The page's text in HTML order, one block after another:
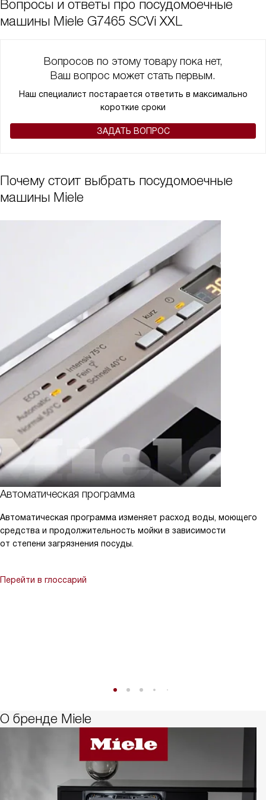
нам проводить вечера в тишине и спокойствии.
Вопросы и ответы про посудомоечные
машины Miele G7465 SCVi XXL
Вопросов по этому товару пока нет,
Ваш вопрос может стать первым.
Наш специалист постарается ответить в максимально
короткие сроки
ЗАДАТЬ ВОПРОС
Почему стоит выбрать посудомоечные
машины Miele
Автоматическая программа
Автоматическая программа изменяет расход воды, моющего
средства и продолжительность мойки в зависимости
от степени загрязнения посуды.
Перейти в глоссарий
О бренде Miele